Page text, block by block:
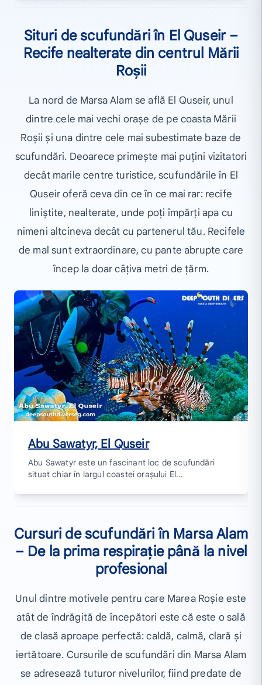
Situri de scufundări în El Quseir –
Recife nealterate din centrul Mării
Roșii
La nord de Marsa Alam se află El Quseir, unul
dintre cele mai vechi orașe de pe coasta Mării
Roșii și una dintre cele mai subestimate baze de
scufundări. Deoarece primește mai puțini vizitatori
decât marile centre turistice, scufundările în El
Quseir oferă ceva din ce în ce mai rar: recife
liniștite, nealterate, unde poți împărți apa cu
nimeni altcineva decât cu partenerul tău. Recifele
de mal sunt extraordinare, cu pante abrupte care
încep la doar câțiva metri de țărm.
Abu Sawatyr, El Quseir
Abu Sawatyr este un fascinant loc de scufundări
situat chiar în largul coastei orașului El...
Cursuri de scufundări în Marsa Alam
– De la prima respirație până la nivel
profesional
Unul dintre motivele pentru care Marea Roșie este
atât de îndrăgită de începători este că este o sală
de clasă aproape perfectă: caldă, calmă, clară și
iertătoare. Cursurile de scufundări din Marsa Alam
se adresează tuturor nivelurilor, fiind predate de